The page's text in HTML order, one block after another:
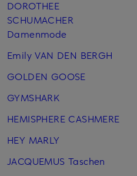
DOROTHEE
SCHUMACHER
Damenmode
Emily VAN DEN BERGH
GOLDEN GOOSE
GYMSHARK
HEMISPHERE CASHMERE
HEY MARLY
JACQUEMUS Taschen